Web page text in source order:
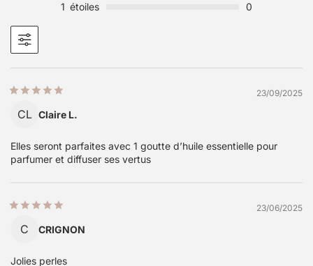
1 étoiles 0
23/09/2025
CL Claire L.
Elles seront parfaites avec 1 goutte d’huile essentielle pour
parfumer et diffuser ses vertus
23/06/2025
C CRIGNON
Jolies perles